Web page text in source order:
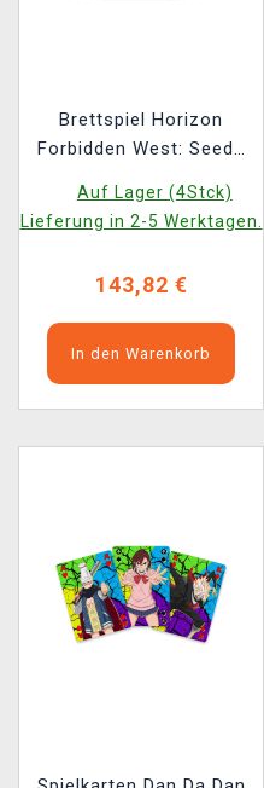
Brettspiel Horizon
Forbidden West: Seeds
Auf Lager (4Stck)
Lieferung in 2-5 Werktagen.
143,82 €
In den Warenkorb